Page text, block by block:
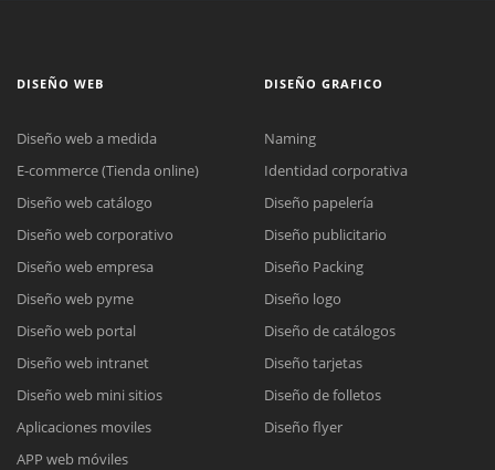
DISEÑO WEB
Diseño web a medida
E-commerce (Tienda online)
Diseño web catálogo
Diseño web corporativo
Diseño web empresa
Diseño web pyme
Diseño web portal
Diseño web intranet
Diseño web mini sitios
Aplicaciones moviles
APP web móviles
DISEÑO GRAFICO
Naming
Identidad corporativa
Diseño papelería
Diseño publicitario
Diseño Packing
Diseño logo
Diseño de catálogos
Diseño tarjetas
Diseño de folletos
Diseño flyer